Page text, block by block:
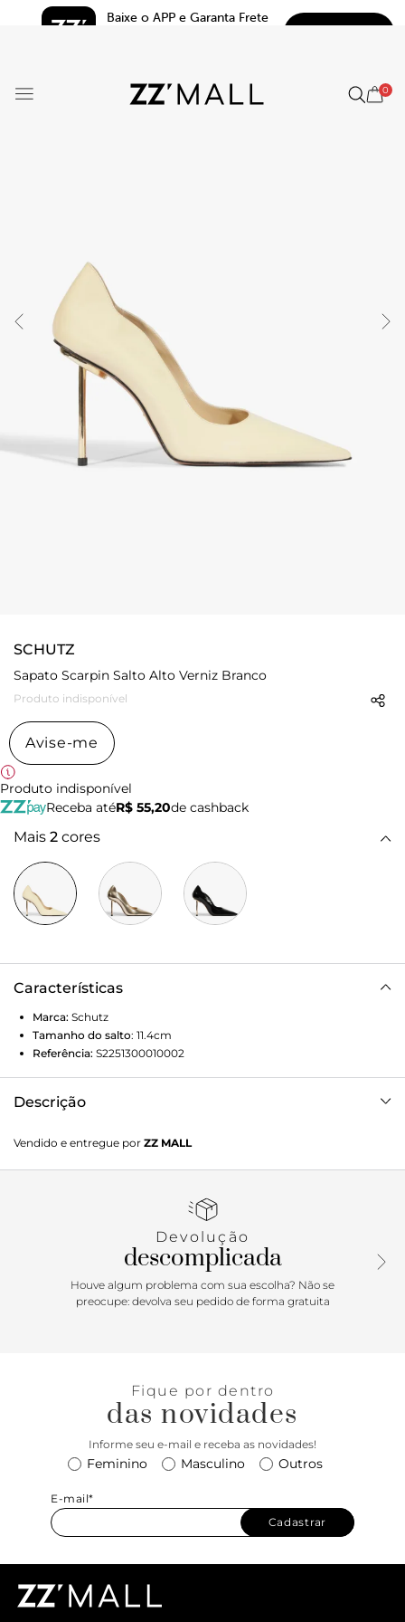
Baixe o APP e Garanta Frete
0
SCHUTZ
Sapato Scarpin Salto Alto Verniz Branco
Produto indisponível
Avise-me
Produto indisponível
Receba atéR$ 55,20de cashback
Mais 2 cores
Características
Marca: Schutz
Tamanho do salto: 11.4cm
Referência: S2251300010002
Descrição
scarpin branco é a definição de poder! Além do bico fino,
ele traz recortes que fazem um contorno superfeminino
toque glam que destaca o modelo. Sexy e refinado, vai ser a
Vendido e entregue por ZZ MALL
Devolução
descomplicada
Houve algum problema com sua escolha? Não se
preocupe: devolva seu pedido de forma gratuita
Fique por dentro
das novidades
Informe seu e-mail e receba as novidades!
Feminino Masculino Outros
E-mail*
Cadastrar